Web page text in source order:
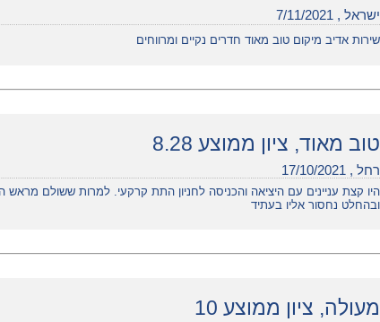
ישראל , 7/11/2021
שירות אדיב מיקום טוב מאוד חדרים נקיים ומרווחים
טוב מאוד, ציון ממוצע 8.28
רחל , 17/10/2021
היו קצת עניינים עם היציאה והכניסה לחניון התת קרקעי. למרות ששולם מראש
ובהחלט נחסור אליו בעתיד
מעולה, ציון ממוצע 10